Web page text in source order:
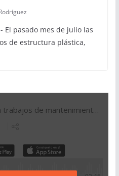
El pasado mes de julio las
de estructura plástica,